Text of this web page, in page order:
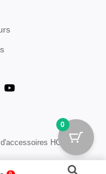
HOCO en
0